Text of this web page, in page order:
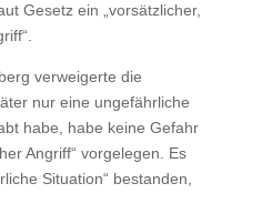
Gesetz ein „vorsätzlicher,
verweigerte die
nur eine ungefährliche
habe, habe keine Gefahr
Angriff“ vorgelegen. Es
Situation“ bestanden,